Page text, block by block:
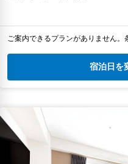
ご案内できるプランがありません。
宿泊日を